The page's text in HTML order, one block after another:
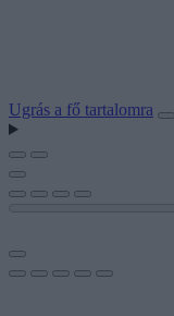
Ugrás a fő tartalomra